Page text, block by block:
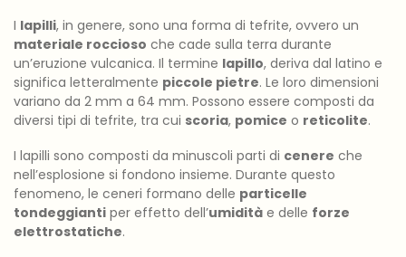
I lapilli, in genere, sono una forma di tefrite, ovvero un
materiale roccioso che cade sulla terra durante
un’eruzione vulcanica. Il termine lapillo, deriva dal latino e
significa letteralmente piccole pietre. Le loro dimensioni
variano da 2 mm a 64 mm. Possono essere composti da
diversi tipi di tefrite, tra cui scoria, pomice o reticolite.
I lapilli sono composti da minuscoli parti di cenere che
nell’esplosione si fondono insieme. Durante questo
fenomeno, le ceneri formano delle particelle
tondeggianti per effetto dell’umidità e delle forze
elettrostatiche.